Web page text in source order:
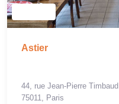
Astier
44, rue Jean-Pierre Timbaud
75011, Paris